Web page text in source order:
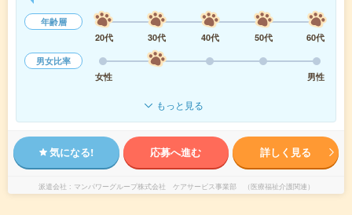
年齢層
20代
30代 40代 50代
60代
男女比率
女性
男性
もっと見る
気になる! 応募へ進む 詳しく見る
派遣会社 マンパワーグループ株式会社 ケアサービス事業部 （医療福祉介護関連）